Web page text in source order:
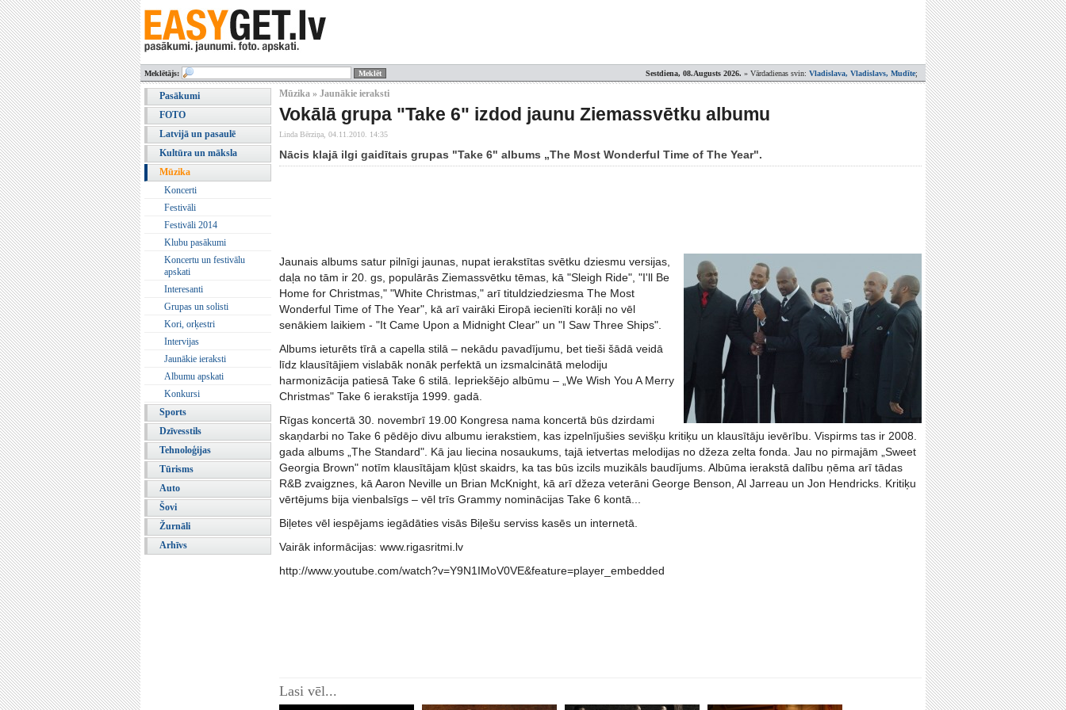
Sestdiena, 08.Augusts 2026. » Vārdadienas svin: Vladislava, Vladislavs, Mudīte;
Meklētājs:
Pasākumi
FOTO
Latvijā un pasaulē
Kultūra un māksla
Mūzika
Koncerti
Festivāli
Festivāli 2014
Klubu pasākumi
Koncertu un festivālu
apskati
Interesanti
Grupas un solisti
Kori, orķestri
Intervijas
Jaunākie ieraksti
Albumu apskati
Konkursi
Sports
Dzīvesstils
Tehnoloģijas
Tūrisms
Auto
Šovi
Žurnāli
Arhīvs
Mūzika » Jaunākie ieraksti
Vokālā grupa "Take 6" izdod jaunu Ziemassvētku albumu
Linda Bērziņa, 04.11.2010. 14:35
Nācis klajā ilgi gaidītais grupas "Take 6" albums „The Most Wonderful Time of The Year".
Jaunais albums satur pilnīgi jaunas, nupat ierakstītas svētku dziesmu versijas,
daļa no tām ir 20. gs, populārās Ziemassvētku tēmas, kā "Sleigh Ride", "I'll Be
Home for Christmas," "White Christmas," arī tituldziedziesma The Most
Wonderful Time of The Year", kā arī vairāki Eiropā iecienīti korāļi no vēl
senākiem laikiem - "It Came Upon a Midnight Clear" un "I Saw Three Ships".
Albums ieturēts tīrā a capella stilā – nekādu pavadījumu, bet tieši šādā veidā
līdz klausītājiem vislabāk nonāk perfektā un izsmalcinātā melodiju
harmonizācija patiesā Take 6 stilā. Iepriekšējo albūmu – „We Wish You A Merry
Christmas" Take 6 ierakstīja 1999. gadā.
Rīgas koncertā 30. novembrī 19.00 Kongresa nama koncertā būs dzirdami
skaņdarbi no Take 6 pēdējo divu albumu ierakstiem, kas izpelnījušies sevišķu kritiķu un klausītāju ievērību. Vispirms tas ir 2008.
gada albums „The Standard". Kā jau liecina nosaukums, tajā ietvertas melodijas no džeza zelta fonda. Jau no pirmajām „Sweet
Georgia Brown" notīm klausītājam kļūst skaidrs, ka tas būs izcils muzikāls baudījums. Albūma ierakstā dalību ņēma arī tādas
R&B zvaigznes, kā Aaron Neville un Brian McKnight, kā arī džeza veterāni George Benson, Al Jarreau un Jon Hendricks. Kritiķu
vērtējums bija vienbalsīgs – vēl trīs Grammy nominācijas Take 6 kontā...
Biļetes vēl iespējams iegādāties visās Biļešu serviss kasēs un internetā.
Vairāk informācijas: www.rigasritmi.lv
http://www.youtube.com/watch?v=Y9N1IMoV0VE&feature=player_embedded
Lasi vēl...